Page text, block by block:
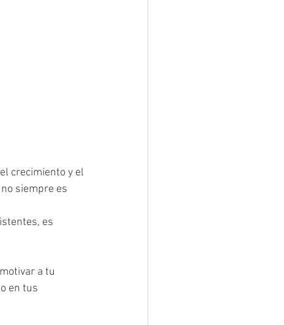
crecimiento y el
siempre es
es
a tu
en tus